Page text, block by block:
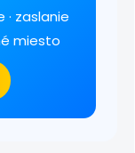
· zaslanie
miesto